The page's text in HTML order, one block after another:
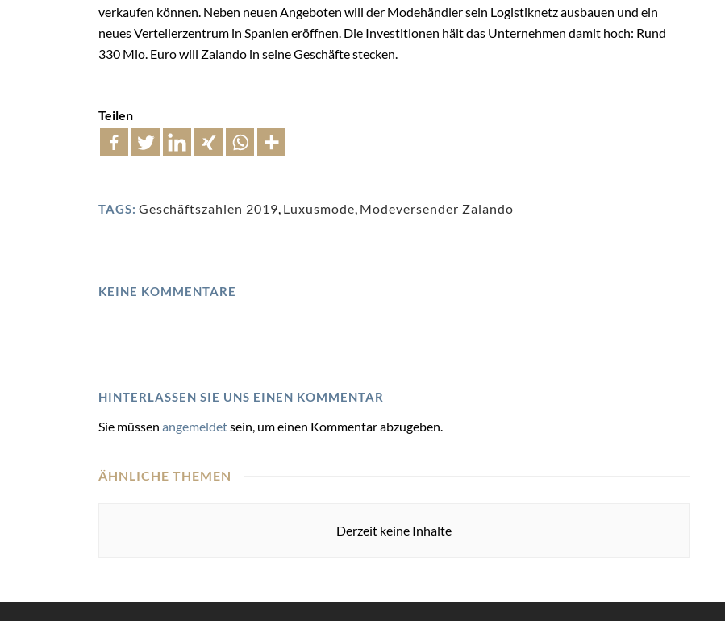
verkaufen können. Neben neuen Angeboten will der Modehändler sein Logistiknetz ausbauen und ein
neues Verteilerzentrum in Spanien eröffnen. Die Investitionen hält das Unternehmen damit hoch: Rund
330 Mio. Euro will Zalando in seine Geschäfte stecken.
Teilen
TAGS: Geschäftszahlen 2019, Luxusmode, Modeversender Zalando
KEINE KOMMENTARE
HINTERLASSEN SIE UNS EINEN KOMMENTAR
Sie müssen angemeldetsein, um einen Kommentar abzugeben.
ÄHNLICHE THEMEN
Derzeit keine Inhalte